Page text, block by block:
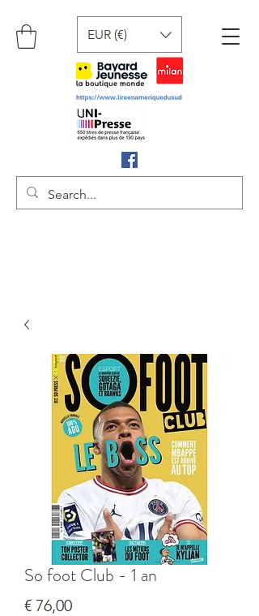
EUR (€)
So foot Club - 1 an
€ 76,00Prix